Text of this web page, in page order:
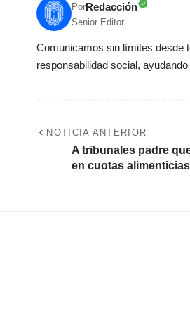
PorRedacción
Senior Editor
Comunicamos sin límites desde
responsabilidad social,
NOTICIA ANTERIOR
A tribunales padre
en cuotas